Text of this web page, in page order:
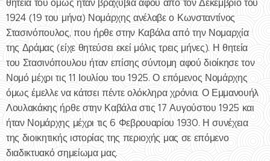
θητεία του όμως ήταν βραχύβια αφού από τον Δεκέμβριο του
1924 (19 του μήνα) Νομάρχης ανέλαβε ο Κωνσταντίνος
Στασινόπουλος, που ήρθε στην Καβάλα από την Νομαρχία
της Δράμας (είχε θητεύσει εκεί μόλις τρεις μήνες). Η θητεία
του Στασινόπουλου ήταν επίσης σύντομη αφού διοίκησε τον
Νομό μέχρι τις 11 Ιουλίου του 1925. Ο επόμενος Νομάρχης
όμως έμελλε να κάτσει πέντε ολόκληρα χρόνια. Ο Εμμανουήλ
Λουλακάκης ήρθε στην Καβάλα στις 17 Αυγούστου 1925 και
ήταν Νομάρχης μέχρι τις 6 Φεβρουαρίου 1930. Η συνέχεια
της διοικητικής ιστορίας της περιοχής μας σε επόμενο
διαδικτυακό σημείωμα μας.